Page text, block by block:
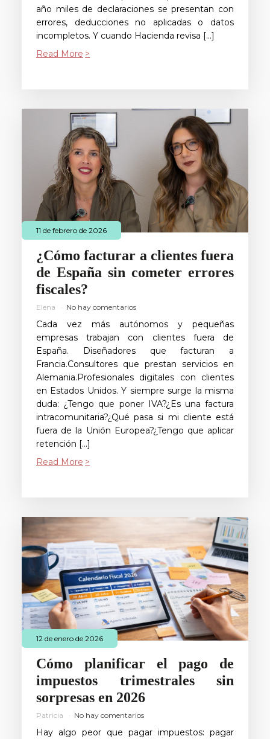
año miles de declaraciones se presentan con
errores, deducciones no aplicadas o datos
incompletos. Y cuando Hacienda revisa […]
Read More
11 de febrero de 2026
¿Cómo facturar a clientes fuera
de España sin cometer errores
fiscales?
Elena No hay comentarios
Cada vez más autónomos y pequeñas
empresas trabajan con clientes fuera de
España. Diseñadores que facturan a
Francia.Consultores que prestan servicios en
Alemania.Profesionales digitales con clientes
en Estados Unidos. Y siempre surge la misma
duda: ¿Tengo que poner IVA?¿Es una factura
intracomunitaria?¿Qué pasa si mi cliente está
fuera de la Unión Europea?¿Tengo que aplicar
retención […]
Read More
12 de enero de 2026
Cómo planificar el pago de
impuestos trimestrales sin
sorpresas en 2026
Patricia No hay comentarios
Hay algo peor que pagar impuestos: pagar